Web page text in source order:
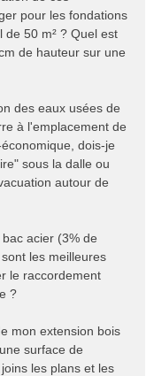
pour les fondations
50 m² ? Quel est
de hauteur sur une
des eaux usées de
à l'emplacement de
dois-je
sous la dalle ou
autour de
acier (3% de
les meilleures
le raccordement
?
mon extension bois
surface de
les plans et les